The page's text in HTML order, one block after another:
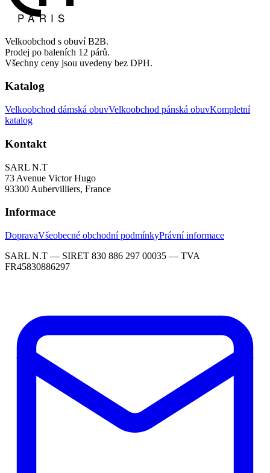
Velkoobchod s obuví B2B.
Prodej po baleních 12 párů.
Všechny ceny jsou uvedeny bez DPH.
Katalog
Velkoobchod dámská obuvVelkoobchod pánská obuvKompletní
katalog
Kontakt
SARL N.T
73 Avenue Victor Hugo
93300 Aubervilliers, France
Informace
DopravaVšeobecné obchodní podmínkyPrávní informace
SARL N.T — SIRET 830 886 297 00035 — TVA
FR45830886297